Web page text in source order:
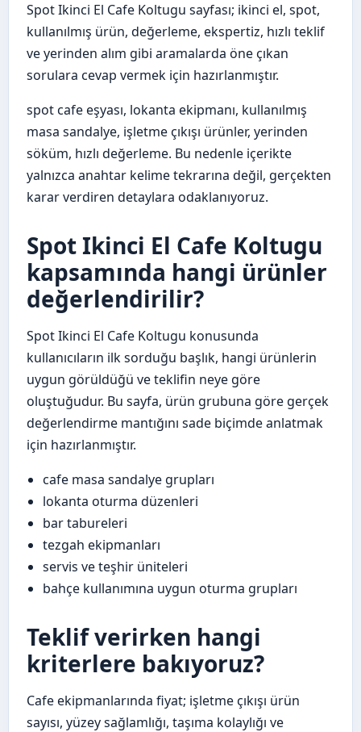
Spot Ikinci El Cafe Koltugu sayfası; ikinci el, spot,
kullanılmış ürün, değerleme, ekspertiz, hızlı teklif
ve yerinden alım gibi aramalarda öne çıkan
sorulara cevap vermek için hazırlanmıştır.
spot cafe eşyası, lokanta ekipmanı, kullanılmış
masa sandalye, işletme çıkışı ürünler, yerinden
söküm, hızlı değerleme. Bu nedenle içerikte
yalnızca anahtar kelime tekrarına değil, gerçekten
karar verdiren detaylara odaklanıyoruz.
Spot Ikinci El Cafe Koltugu
kapsamında hangi ürünler
değerlendirilir?
Spot Ikinci El Cafe Koltugu konusunda
kullanıcıların ilk sorduğu başlık, hangi ürünlerin
uygun görüldüğü ve teklifin neye göre
oluştuğudur. Bu sayfa, ürün grubuna göre gerçek
değerlendirme mantığını sade biçimde anlatmak
için hazırlanmıştır.
cafe masa sandalye grupları
lokanta oturma düzenleri
bar tabureleri
tezgah ekipmanları
servis ve teşhir üniteleri
bahçe kullanımına uygun oturma grupları
Teklif verirken hangi
kriterlere bakıyoruz?
Cafe ekipmanlarında fiyat; işletme çıkışı ürün
sayısı, yüzey sağlamlığı, taşıma kolaylığı ve